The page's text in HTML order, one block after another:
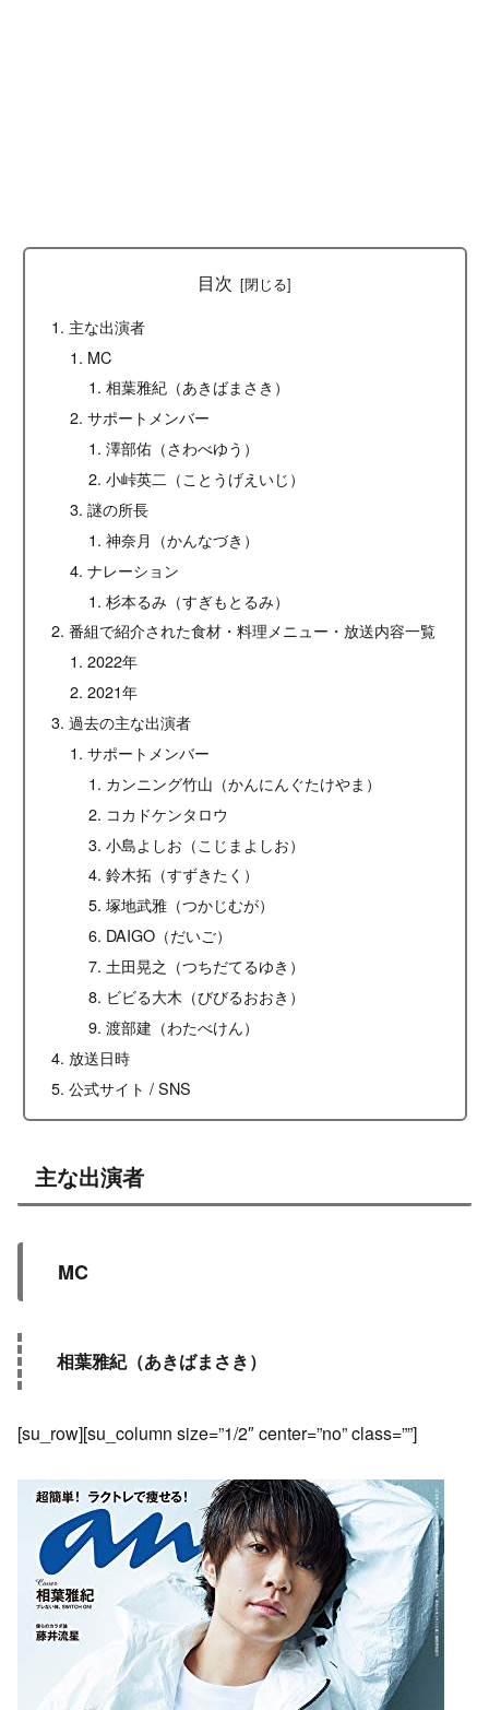
目次
主な出演者
MC
相葉雅紀（あきばまさき）
サポートメンバー
澤部佑（さわべゆう）
小峠英二（ことうげえいじ）
謎の所長
神奈月（かんなづき）
ナレーション
杉本るみ（すぎもとるみ）
番組で紹介された食材・料理メニュー・放送内容一覧
2022年
2021年
過去の主な出演者
サポートメンバー
カンニング竹山（かんにんぐたけやま）
コカドケンタロウ
小島よしお（こじまよしお）
鈴木拓（すずきたく）
塚地武雅（つかじむが）
DAIGO（だいご）
土田晃之（つちだてるゆき）
ビビる大木（びびるおおき）
渡部建（わたべけん）
放送日時
公式サイト / SNS
主な出演者
MC
相葉雅紀（あきばまさき）
[su_row][su_column size=”1/2″ center=”no” class=””]